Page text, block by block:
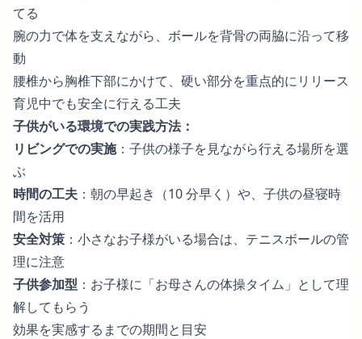
てる
腕の力で体を支えながら、ボールを背骨の両脇に沿って移
動
腰椎から胸椎下部にかけて、硬い部分を重点的にリリース
育児中でも安全に行える工夫
子供がいる環境での実践方法：
リビングでの実施：子供の様子を見ながら行える場所を選
ぶ
時間の工夫 ：朝の早起き（10 分早く）や、子供の昼寝時
間を活用
安全対策 ：小さなお子様がいる場合は、テニスボールの管
理に注意
子供参加型 ：お子様に「お母さんの体操タイム」として理
解してもらう
効果を実感するまでの期間と目安